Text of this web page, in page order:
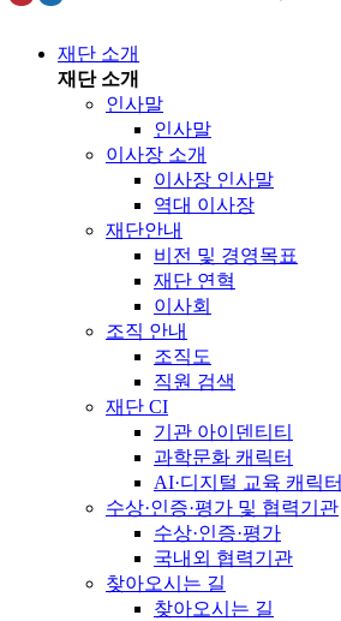
재단 소개
재단 소개
인사말
인사말
이사장 소개
이사장 인사말
역대 이사장
재단안내
비전 및 경영목표
재단 연혁
이사회
조직 안내
조직도
직원 검색
재단 CI
기관 아이덴티티
과학문화 캐릭터
AI·디지털 교육 캐릭터
수상·인증·평가 및 협력기관
수상·인증·평가
국내외 협력기관
찾아오시는 길
찾아오시는 길